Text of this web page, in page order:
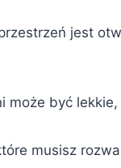
jest
może być
musisz